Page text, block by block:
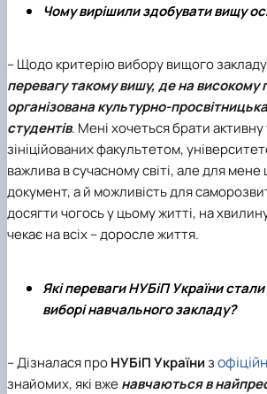
Чому вирішили здобувати вищу
– Щодо критерію вибору вищого закладу
перевагу такому вишу, де на високому
організована культурно-
студентів. Мені хочеться брати активну
зініційованих факультетом,
важлива в сучасному світі, але для мене
документ, а й можливість для
досягти чогось у цьому житті, на
чекає на всіх – доросле життя.
Які переваги НУБіП України
виборі навчального закладу?
– Дізналася проНУБіП Україниз
знайомих, які вженавчаються в